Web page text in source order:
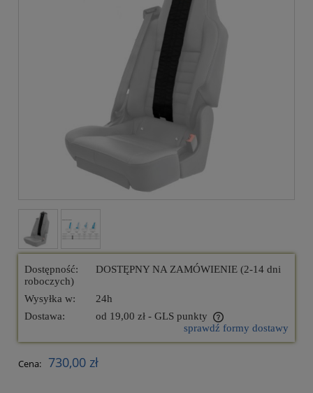
Dostępność:
DOSTĘPNY NA ZAMÓWIENIE (2-14 dni
roboczych)
Wysyłka w:
24h
Dostawa:
od 19,00 zł - GLS punkty
Cena nie zawiera ewentualnych kosztów płatnościsprawdź formy dostawy
Cena: 730,00 zł